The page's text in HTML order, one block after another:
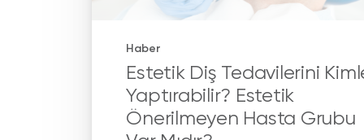
Haber
Estetik Diş Tedavilerini
Yaptırabilir? Estetik
Önerilmeyen Hasta Grubu